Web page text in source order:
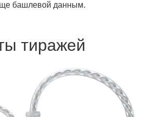
башлевой данным.
тиражей